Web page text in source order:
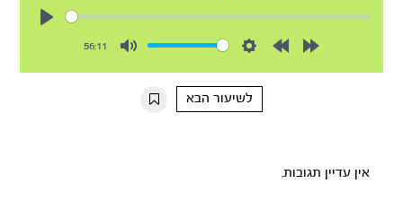
56:11
לשיעור הבא
אין עדיין תגובות.